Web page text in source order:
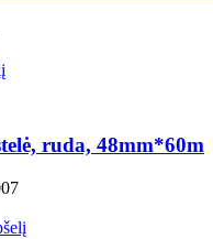
ruda, 48mm*60m